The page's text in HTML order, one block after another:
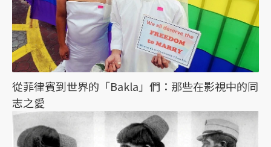
從菲律賓到世界的「Bakla」們：那些在影視中的同
志之愛